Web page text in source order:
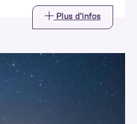
Plus d'infos